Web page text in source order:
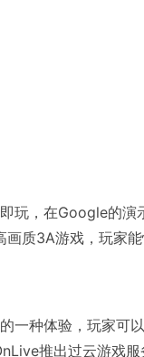
玩，在Google的
质3A游戏，玩家能
一种体验，玩家可
推出过云游戏服